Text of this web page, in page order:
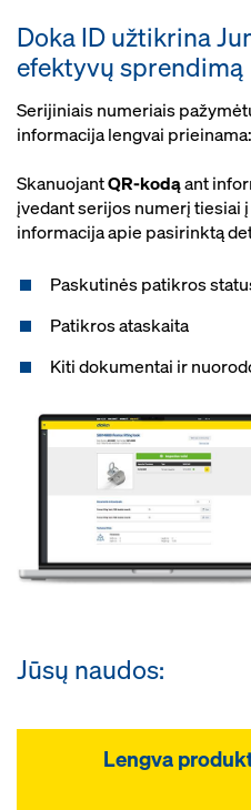
Doka ID užtikrina
efektyvų sprendimą
Serijiniais numeriais
informacija lengvai prieinama:
SkanuojantQR-kodąant
įvedant serijos numerį tiesiai į
informacija apie pasirinktą
Paskutinės patikros
Patikros ataskaita
Kiti dokumentai ir
Jūsų naudos:
Lengva